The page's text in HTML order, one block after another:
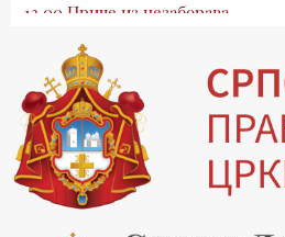
13.00 Приче из незаборава
13.30 Храм културе
14.00 Питања и одговори
15.03 Беседа Патријарха
15.15 Молитве
15.30 Манастири на Косову и